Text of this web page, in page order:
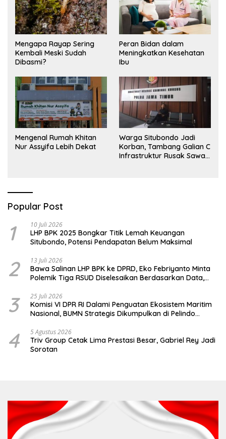
Mengapa Rayap Sering
Kembali Meski Sudah
Dibasmi?
Peran Bidan dalam
Meningkatkan Kesehatan
Ibu
Mengenal Rumah Khitan
Nur Assyifa Lebih Dekat
Warga Situbondo Jadi
Korban, Tambang Galian C
Infrastruktur Rusak Sawah
Popular Post
1 10 Juli 2026
LHP BPK 2025 Bongkar Titik Lemah Keuangan
Situbondo, Potensi Pendapatan Belum Maksimal
2 13 Juli 2026
Bawa Salinan LHP BPK ke DPRD, Eko Febriyanto Minta
Polemik Tiga RSUD Diselesaikan Berdasarkan Data,
3 25 Juli 2026
Komisi VI DPR RI Dalami Penguatan Ekosistem Maritim
Nasional, BUMN Strategis Dikumpulkan di Pelindo
4 5 Agustus 2026
Triv Group Cetak Lima Prestasi Besar, Gabriel Rey Jadi
Sorotan